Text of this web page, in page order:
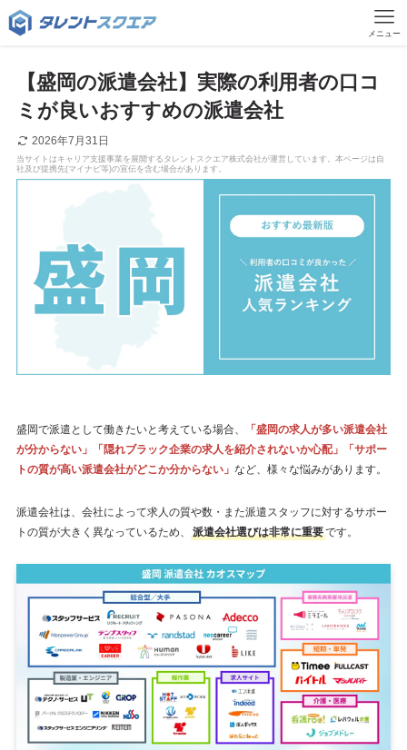
メニュー
【盛岡の派遣会社】実際の利用者の口コ
ミが良いおすすめの派遣会社
2026年7月31日
盛岡で派遣として働きたいと考えている場合、 「 盛岡の求人が多い派遣会社
が分からない」「隠れブラック企業の求人を紹介されないか心配」「サポー
トの質が高い派遣会社がどこか分からない」 など、様々な悩みがあります。
派遣会社は、会社によって求人の質や数・また派遣スタッフに対するサポー
トの質が大きく異なっているため、
派遣会社選びは非常に重要です。